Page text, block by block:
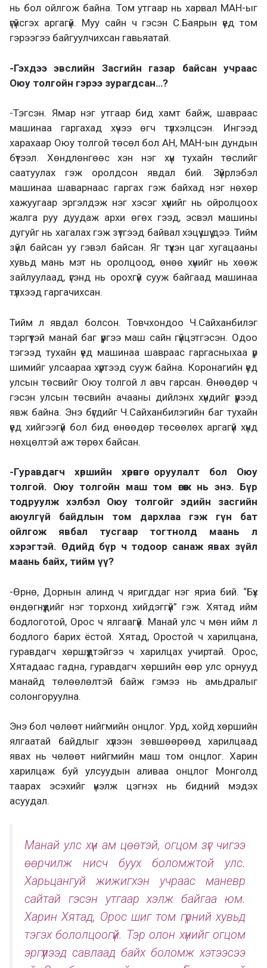
нь бол ойлгож байна. Том утгаар нь харвал МАН-ыг
үгүйсгэх аргагүй. Муу сайн ч гэсэн С.Баярын үед том
гэрээгээ байгуулчихсан гавьяатай.
-Гэхдээ эвслийн Засгийн газар байсан учраас
Оюу толгойн гэрээ зурагдсан…?
-Тэгсэн. Ямар нэг утгаар бид хамт байж, шавраас
машинаа гаргахад хүчээ өгч түлхэлцсэн. Ингээд
харахаар Оюу толгой төсөл бол АН, МАН-ын дундын
бүтээл. Хөндлөнгөөс хэн нэг хүн тухайн төслийг
саатуулах гэж оролдсон явдал бий. Зүйрлэбэл
машинаа шаварнаас гаргах гэж байхад нэг нөхөр
хажуугаар эргэлдэж нэг хэсэг хүнийг нь ойролцоох
жалга руу дуудаж архи өгөх гээд, эсвэл машины
дугуйг нь хагалах гэж зүтгээд байвал хэцүү шүү дээ. Тийм
зүйл байсан уу гэвэл байсан. Яг түүхэн цаг хугацааны
хувьд мань мэт нь оролцоод, өнөө хүнийг нь хөөж
зайлуулаад, үгэнд нь орохгүй сууж байгаад машинаа
түлхээд гаргачихсан.
Тийм л явдал болсон. Товчхондоо Ч.Сайханбилэг
тэргүүтэй манай баг үүргээ маш сайн гүйцэтгэсэн. Одоо
тэгээд тухайн үед машинаа шавраас гаргасныхаа үр
шимийг улсаараа хүртээд сууж байна. Коронагийн үед
улсын төсвийг Оюу толгой л авч гарсан. Өнөөдөр ч
гэсэн улсын төсвийн ачааны дийлэнх хүндийг үүрээд
явж байна. Энэ бүгдийг Ч.Сайханбилэгийн баг тухайн
үед хийгээгүй бол бид өнөөдөр төсөөлөх аргагүй хүнд
нөхцөлтэй аж төрөх байсан.
-Гуравдагч хөршийн хөрөнгө оруулалт бол Оюу
толгой. Оюу толгойн маш том өгөөж нь энэ. Бүр
тодруулж хэлбэл Оюу толгойг эдийн засгийн
аюулгүй байдлын том дархлаа гэж гүн бат
ойлгож явбал тусгаар тогтнолд маань л
хэрэгтэй. Өдийд бүр ч тодоор санаж явах зүйл
маань байх, тийм үү?
-Өрнө, Дорнын алинд ч яригддаг нэг яриа бий. “Бүх
өндөгнүүдийг нэг торхонд хийдэггүй” гэж. Хятад ийм
бодлоготой, Орос ч ялгаагүй. Манай улс ч мөн ийм л
бодлого барих ёстой. Хятад, Оростой ч харилцана,
гуравдагч хөршүүдтэйгээ ч харилцах учиртай. Орос,
Хятадаас гадна, гуравдагч хөршийн өөр улс орнууд
манайд төлөөлөлтэй байж гэмээ нь амьдралыг
солонгоруулна.
Энэ бол чөлөөт нийгмийн онцлог. Урд, хойд хөршийн
ялгаатай байдлыг хүлээн зөвшөөрөөд харилцаад
явах нь чөлөөт нийгмийн маш том онцлог. Харин
харилцаж буй улсуудын аливаа онцлог Монголд
таарах эсэхийг үнэлж цэгнэх нь бидний мэдэх
асуудал.
Манай улс хүн ам цөөтэй, огцом зүг чигээ
өөрчилж нисч буух боломжтой улс.
Харьцангуй жижигхэн учраас маневр
сайтай гэсэн утгаар хэлж байгаа юм.
Харин Хятад, Орос шиг том гүрний хувьд
тэгэх бололцоогүй. Тэр олон хүнийг огцом
эргүүлээд савлаад байх боломж хэтээсээ